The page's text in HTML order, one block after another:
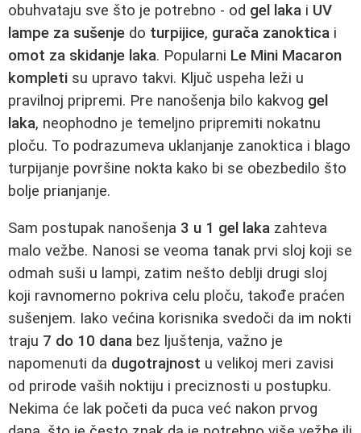
obuhvataju sve što je potrebno - od gel laka i UV
lampe za sušenje do turpijice, gurača zanoktica i
omot za skidanje laka. Popularni Le Mini Macaron
kompleti su upravo takvi. Ključ uspeha leži u
pravilnoj pripremi. Pre nanošenja bilo kakvog gel
laka, neophodno je temeljno pripremiti nokatnu
ploču. To podrazumeva uklanjanje zanoktica i blago
turpijanje površine nokta kako bi se obezbedilo što
bolje prianjanje.
Sam postupak nanošenja 3 u 1 gel laka zahteva
malo vežbe. Nanosi se veoma tanak prvi sloj koji se
odmah suši u lampi, zatim nešto deblji drugi sloj
koji ravnomerno pokriva celu ploču, takođe praćen
sušenjem. Iako većina korisnika svedoči da im nokti
traju 7 do 10 dana bez ljuštenja, važno je
napomenuti da dugotrajnost u velikoj meri zavisi
od prirode vaših noktiju i preciznosti u postupku.
Nekima će lak početi da puca već nakon prvog